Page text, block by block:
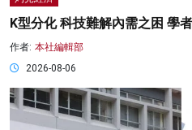
K型分化 科技難解內需之困 學
作者: 本社編輯部
2026-08-06